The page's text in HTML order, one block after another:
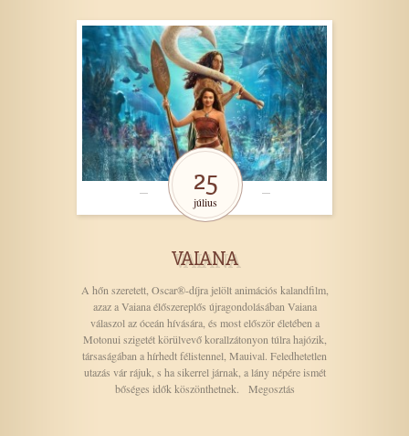
25
július
VAIANA
A hőn szeretett, Oscar®-díjra jelölt animációs kalandfilm,
azaz a Vaiana élőszereplős újragondolásában Vaiana
válaszol az óceán hívására, és most először életében a
Motonui szigetét körülvevő korallzátonyon túlra hajózik,
társaságában a hírhedt félistennel, Mauival. Feledhetetlen
utazás vár rájuk, s ha sikerrel járnak, a lány népére ismét
bőséges idők köszönthetnek. Megosztás